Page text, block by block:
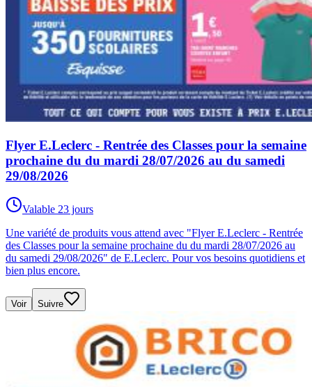
Flyer E.Leclerc - Rentrée des Classes pour la semaine
prochaine du du mardi 28/07/2026 au du samedi
29/08/2026
Valable 23 jours
Une variété de produits vous attend avec "Flyer E.Leclerc - Rentrée
des Classes pour la semaine prochaine du du mardi 28/07/2026 au
du samedi 29/08/2026" de E.Leclerc. Pour vos besoins quotidiens et
bien plus encore.
Voir Suivre